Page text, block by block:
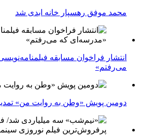
محمد موفق رهسپار خانه ابدی شد
انتشار فراخوان مسابقه
می‌رفتم»
دومین پویش «وطن به روایت من»